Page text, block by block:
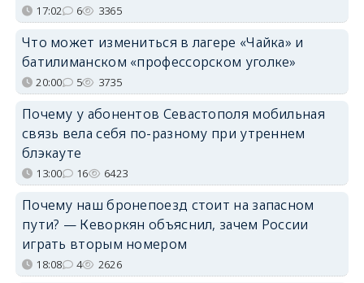
17:02 6 3365
Что может измениться в лагере «Чайка» и
батилиманском «профессорском уголке»
20:00 5 3735
Почему у абонентов Севастополя мобильная
связь вела себя по-разному при утреннем
блэкауте
13:00 16 6423
Почему наш бронепоезд стоит на запасном
пути? — Кеворкян объяснил, зачем России
играть вторым номером
18:08 4 2626